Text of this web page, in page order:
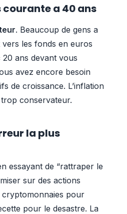
courante a 40 ans
. Beaucoup de gens a
les fonds en euros
ans devant vous
avez encore besoin
de croissance. L’inflation
conservateur.
la plus
essayant de “rattraper le
sur des actions
cryptomonnaies pour
pour le desastre. La